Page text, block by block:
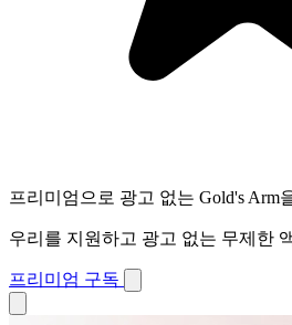
프리미엄으로 광고 없는 Gold's Arm
우리를 지원하고 광고 없는 무제한
프리미엄 구독